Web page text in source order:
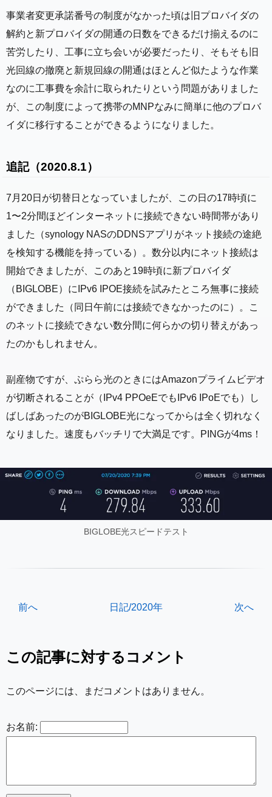
事業者変更承諾番号の制度がなかった頃は旧プロバイダの
解約と新プロバイダの開通の日数をできるだけ揃えるのに
苦労したり、工事に立ち会いが必要だったり、そもそも旧
光回線の撤廃と新規回線の開通はほとんど似たような作業
なのに工事費を余計に取られたりという問題がありました
が、この制度によって携帯のMNPなみに簡単に他のプロバ
イダに移行することができるようになりました。
追記（2020.8.1）
7月20日が切替日となっていましたが、この日の17時頃に
1〜2分間ほどインターネットに接続できない時間帯があり
ました（synology NASのDDNSアプリがネット接続の途絶
を検知する機能を持っている）。数分以内にネット接続は
開始できましたが、このあと19時頃に新プロバイダ
（BIGLOBE）にIPv6 IPOE接続を試みたところ無事に接続
ができました（同日午前には接続できなかったのに）。こ
のネットに接続できない数分間に何らかの切り替えがあっ
たのかもしれません。
副産物ですが、ぷらら光のときにはAmazonプライムビデオ
が切断されることが（IPv4 PPOeEでもIPv6 IPoEでも）し
ばしばあったのがBIGLOBE光になってからは全く切れなく
なりました。速度もバッチリで大満足です。PINGが4ms！
BIGLOBE光スピードテスト
前へ 次へ
日記/2020年
この記事に対するコメント
このページには、まだコメントはありません。
お名前: